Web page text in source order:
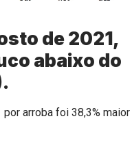
de 2021,
abaixo do
arroba foi 38,3% maior